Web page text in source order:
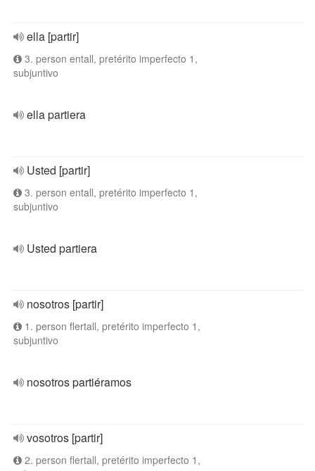
ella [partir]
3. person entall, pretérito imperfecto 1,
subjuntivo
ella partiera
Usted [partir]
3. person entall, pretérito imperfecto 1,
subjuntivo
Usted partiera
nosotros [partir]
1. person flertall, pretérito imperfecto 1,
subjuntivo
nosotros partiéramos
vosotros [partir]
2. person flertall, pretérito imperfecto 1,